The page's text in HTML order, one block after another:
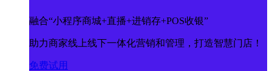
融合“小程序商城+直播+进销存+POS收银”
助力商家线上线下一体化营销和管理，打造智慧门店！
免费试用